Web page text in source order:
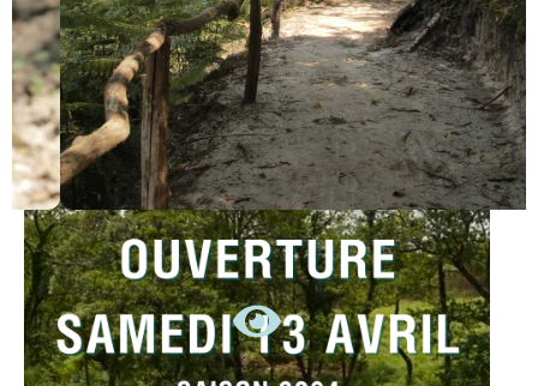
SAISON 2024
EN SAVOIR +